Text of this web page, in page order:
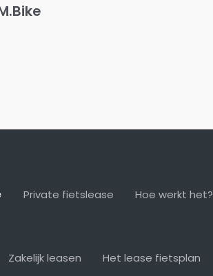
Private fietslease Hoe werkt het?
Zakelijk leasen Het lease fietsplan